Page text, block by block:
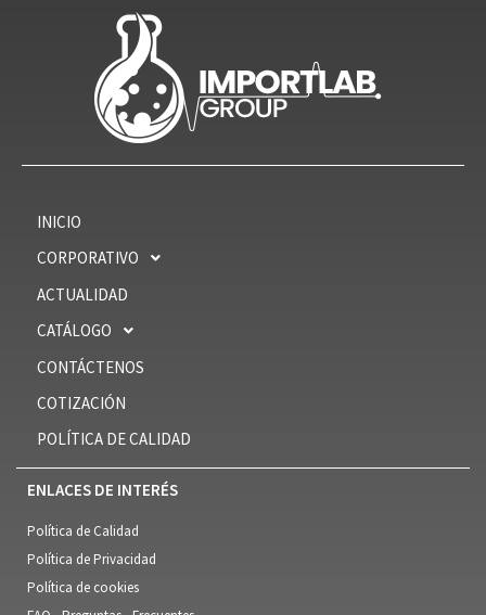
INICIO
CORPORATIVO
ACTUALIDAD
CATÁLOGO
CONTÁCTENOS
COTIZACIÓN
POLÍTICA DE CALIDAD
ENLACES DE INTERÉS
Política de Calidad
Política de Privacidad
Política de cookies